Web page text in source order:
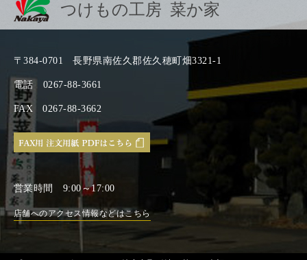
つけもの工房 菜か家
〒384-0701 長野県南佐久郡佐久穂町畑3321-1
電話 0267-88-3661
FAX 0267-88-3662
営業時間 9:00～17:00
店舗へのアクセス情報などはこちら